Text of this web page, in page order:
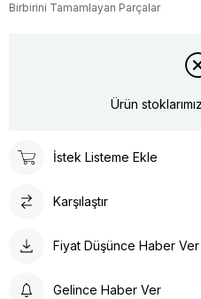
Birbirini Tamamlayan Parçalar
Ürün
İstek Listeme Ekle
Karşılaştır
Fiyat Düşünce Haber Ver
Gelince Haber Ver